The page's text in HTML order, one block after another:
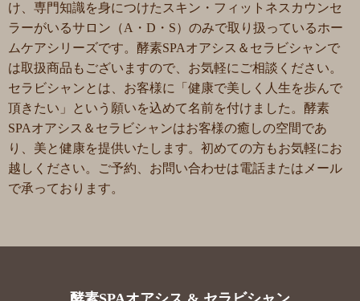
け、専門知識を身につけたスキン・フィットネスカウンセ
ラーがいるサロン（A・D・S）のみで取り扱っているホー
ムケアシリーズです。酵素SPAオアシス＆セラビシャンで
は取扱商品もございますので、お気軽にご相談ください。
セラビシャンとは、お客様に「健康で美しく人生を歩んで
頂きたい」という願いを込めて名前を付けました。酵素
SPAオアシス＆セラビシャンはお客様の癒しの空間であ
り、美と健康を提供いたします。初めての方もお気軽にお
越しください。ご予約、お問い合わせは電話またはメール
で承っております。